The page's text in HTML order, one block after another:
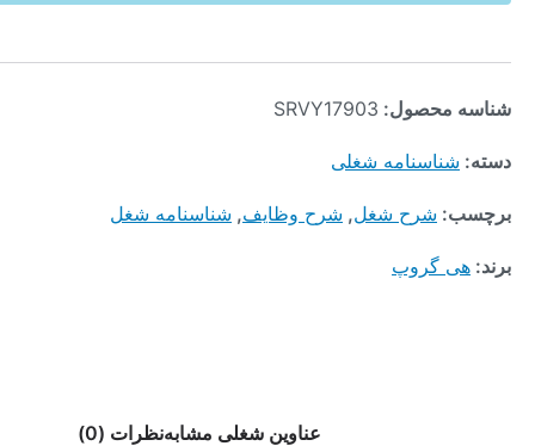
محصول:SRVY17903
شغلی
شرح شغل ,شرح وظایف, شناسنامه شغل
گروپ
عناوین شغلی مشابهنظرات (0)